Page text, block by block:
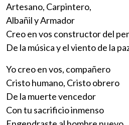
Artesano, Carpintero,
Albañil y Armador
Creo en vos constructor del
De la música y el viento de la
Yo creo en vos, compañero
Cristo humano, Cristo obrero
De la muerte vencedor
Con tu sacrificio inmenso